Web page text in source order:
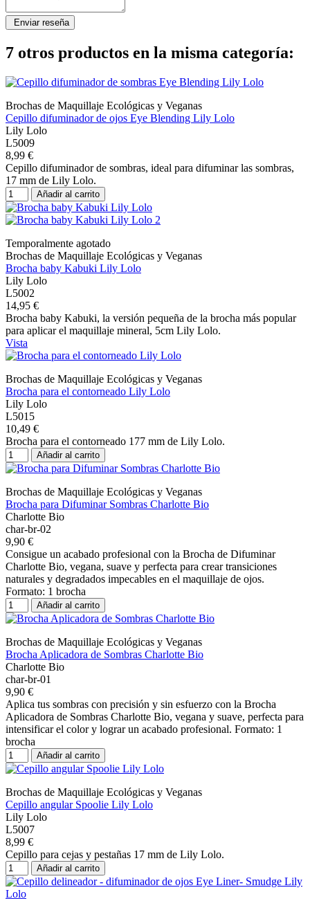
7 otros productos en la misma categoría:
Brochas de Maquillaje Ecológicas y Veganas
Cepillo difuminador de ojos Eye Blending Lily Lolo
Lily Lolo
L5009
8,99 €
Cepillo difuminador de sombras, ideal para difuminar las sombras,
17 mm de Lily Lolo.
Añadir al carrito
Temporalmente agotado
Brochas de Maquillaje Ecológicas y Veganas
Brocha baby Kabuki Lily Lolo
Lily Lolo
L5002
14,95 €
Brocha baby Kabuki, la versión pequeña de la brocha más popular
para aplicar el maquillaje mineral, 5cm Lily Lolo.
Vista
Brochas de Maquillaje Ecológicas y Veganas
Brocha para el contorneado Lily Lolo
Lily Lolo
L5015
10,49 €
Brocha para el contorneado 177 mm de Lily Lolo.
Añadir al carrito
Brochas de Maquillaje Ecológicas y Veganas
Brocha para Difuminar Sombras Charlotte Bio
Charlotte Bio
char-br-02
9,90 €
Consigue un acabado profesional con la Brocha de Difuminar
Charlotte Bio, vegana, suave y perfecta para crear transiciones
naturales y degradados impecables en el maquillaje de ojos.
Formato: 1 brocha
Añadir al carrito
Brochas de Maquillaje Ecológicas y Veganas
Brocha Aplicadora de Sombras Charlotte Bio
Charlotte Bio
char-br-01
9,90 €
Aplica tus sombras con precisión y sin esfuerzo con la Brocha
Aplicadora de Sombras Charlotte Bio, vegana y suave, perfecta para
intensificar el color y lograr un acabado profesional. Formato: 1
brocha
Añadir al carrito
Brochas de Maquillaje Ecológicas y Veganas
Cepillo angular Spoolie Lily Lolo
Lily Lolo
L5007
8,99 €
Cepillo para cejas y pestañas 17 mm de Lily Lolo.
Añadir al carrito